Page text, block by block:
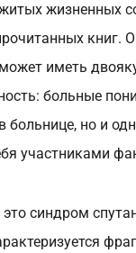
жизненных
книг.
иметь
больные
больнице, но и
участниками
синдром